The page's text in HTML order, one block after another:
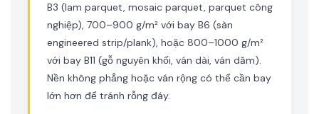
B3 (lam parquet, mosaic parquet, parquet công
nghiệp), 700–900 g/m² với bay B6 (sàn
engineered strip/plank), hoặc 800–1000 g/m²
với bay B11 (gỗ nguyên khối, ván dài, ván dăm).
Nền không phẳng hoặc ván rộng có thể cần bay
lớn hơn để tránh rỗng đáy.